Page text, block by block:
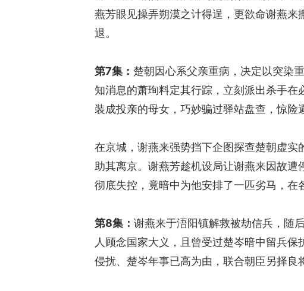
燕芳眼见操弄朔漠之计得逞，更欲命谢燕
退。
第7集： 楚朝因心系父亲重病，决定以突染
知消息的萧珣料定其行踪，立刻派出杀手
装成投亲的母女，巧妙骗过驿站盘查，惊险
在京城，谢燕来强势挡下企图探查楚朝虚
助其离京。谢燕芳趁机设局让谢燕来因故
彻底失控，竟暗中为他安排了一匹劣马，在
第8集： 谢燕来于浯阳镇解救被劫信兵，随
人顾念国家大义，且曾受过楚岑暗中留兵
侵扰、楚岑年事已高为由，联合朝臣另择良